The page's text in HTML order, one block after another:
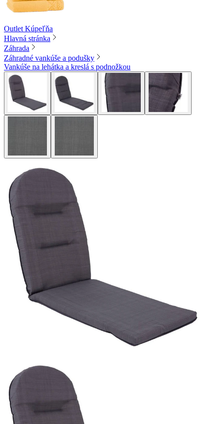
Outlet Kúpeľňa
Hlavná stránka
Záhrada
Záhradné vankúše a podušky
Vankúše na lehátka a kreslá s podnožkou